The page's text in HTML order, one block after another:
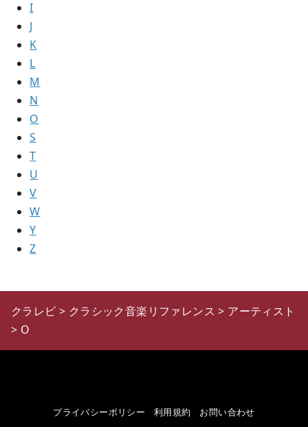
I
J
K
L
M
N
O
S
T
U
V
W
Y
Z
クラレビ > クラシック音楽リファレンス > アーティスト
> O
プライバシーポリシー 利用規約 お問い合わせ